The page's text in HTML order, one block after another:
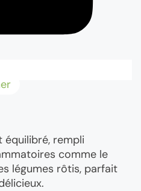
équilibré, rempli
comme le
légumes rôtis, parfait